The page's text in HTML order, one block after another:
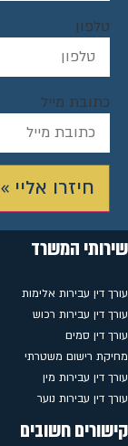
טלפון
כתובת מייל
חיזרו אליי »
שירותי המשרד
עורך דין עבירות אלימות
עורך דין עבירות רכוש
עורך דין סמים
מחיקת רישום משטרתי
עורך דין עבירות מין
עורך דין עבירות נוער
קישורים חשובים